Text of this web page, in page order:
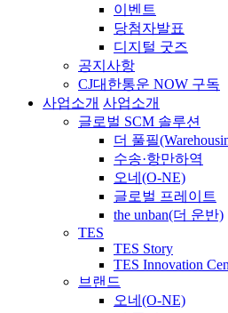
이벤트
당첨자발표
디지털 굿즈
공지사항
CJ대한통운 NOW 구독
사업소개 사업소개
글로벌 SCM 솔루션
더 풀필
수송·항만하역
오네(O-NE)
글로벌 프레이트
the unban(더 운반)
TES
TES Story
TES Innovation
브랜드
오네(O-NE)